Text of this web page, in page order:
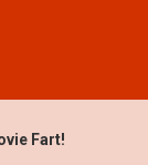
Fart!